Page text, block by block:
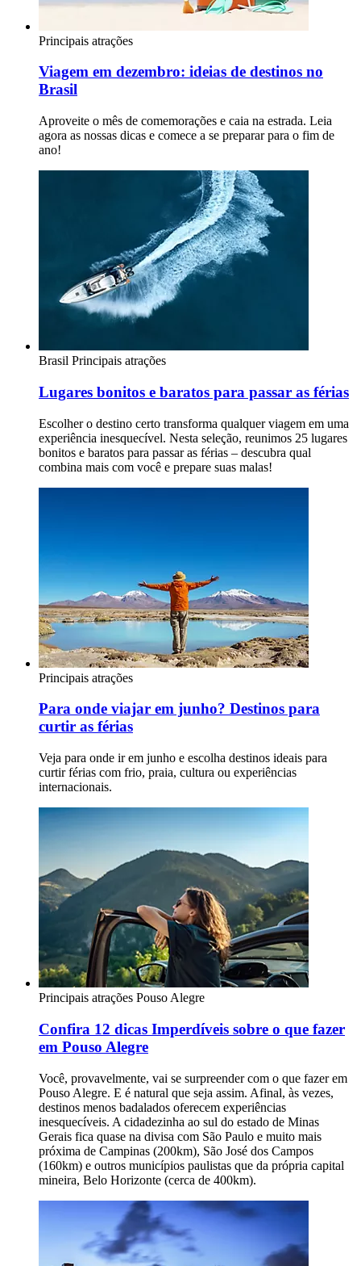
Principais atrações
Viagem em dezembro: ideias de destinos no
Brasil
Aproveite o mês de comemorações e caia na estrada. Leia
agora as nossas dicas e comece a se preparar para o fim de
ano!
Brasil Principais atrações
Lugares bonitos e baratos para passar as férias
Escolher o destino certo transforma qualquer viagem em uma
experiência inesquecível. Nesta seleção, reunimos 25 lugares
bonitos e baratos para passar as férias – descubra qual
combina mais com você e prepare suas malas!
Principais atrações
Para onde viajar em junho? Destinos para
curtir as férias
Veja para onde ir em junho e escolha destinos ideais para
curtir férias com frio, praia, cultura ou experiências
internacionais.
Principais atrações Pouso Alegre
Confira 12 dicas Imperdíveis sobre o que fazer
em Pouso Alegre
Você, provavelmente, vai se surpreender com o que fazer em
Pouso Alegre. E é natural que seja assim. Afinal, às vezes,
destinos menos badalados oferecem experiências
inesquecíveis. A cidadezinha ao sul do estado de Minas
Gerais fica quase na divisa com São Paulo e muito mais
próxima de Campinas (200km), São José dos Campos
(160km) e outros municípios paulistas que da própria capital
mineira, Belo Horizonte (cerca de 400km).